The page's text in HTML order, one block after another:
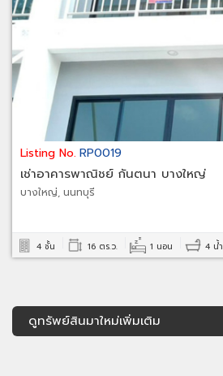
Listing No. RP0019
เช่าอาคารพาณิชย์ กันตนา บางใหญ่
บางใหญ่, นนทบุรี
4 ชั้น 16 ตร.ว. 1 นอน 4 น้ำ
ดูทรัพย์สินมาใหม่เพิ่มเติม